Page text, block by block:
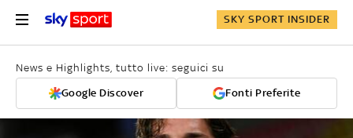
SKY SPORT INSIDER
News e Highlights, tutto live: seguici su
Google Discover Fonti Preferite